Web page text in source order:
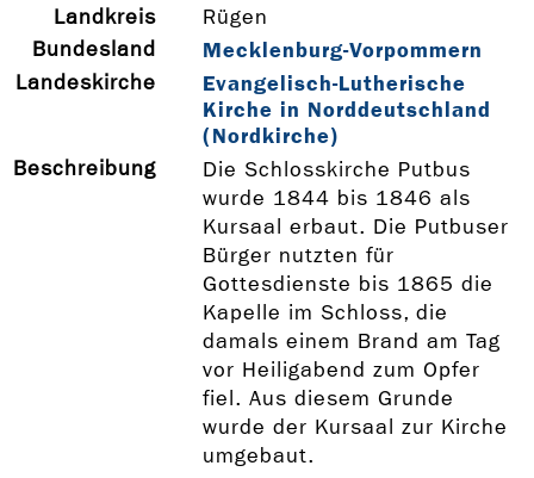
Landkreis
Rügen
Bundesland
Mecklenburg-Vorpommern
Landeskirche
Evangelisch-Lutherische
Kirche in Norddeutschland
(Nordkirche)
Beschreibung
Die Schlosskirche Putbus
wurde 1844 bis 1846 als
Kursaal erbaut. Die Putbuser
Bürger nutzten für
Gottesdienste bis 1865 die
Kapelle im Schloss, die
damals einem Brand am Tag
vor Heiligabend zum Opfer
fiel. Aus diesem Grunde
wurde der Kursaal zur Kirche
umgebaut.